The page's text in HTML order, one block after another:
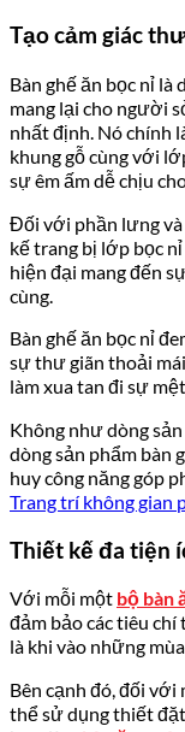
Tạo cảm giác
Bàn ghế ăn bọc nỉ là
mang lại cho người
nhất định. Nó chính
khung gỗ cùng với
sự êm ấm dễ chịu
Đối với phần lưng
kế trang bị lớp bọc
hiện đại mang đến
cùng.
Bàn ghế ăn bọc nỉ
sự thư giãn thoải
làm xua tan đi sự
Không như dòng
dòng sản phẩm bàn
huy công năng góp
Trang trí không gian
Thiết kế đa tiện
Với mỗi một bộ bàn
đảm bảo các tiêu chí
là khi vào những
Bên cạnh đó, đối với
thể sử dụng thiết